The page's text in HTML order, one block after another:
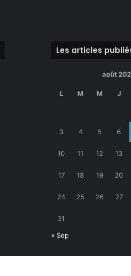
Les articles
août
L M M J
3 4 5 6
10 11 12 13
17 18 19 20
24 25 26 27
31
« Sep